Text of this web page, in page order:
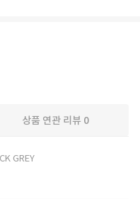
상품 연관 리뷰 0
GREY